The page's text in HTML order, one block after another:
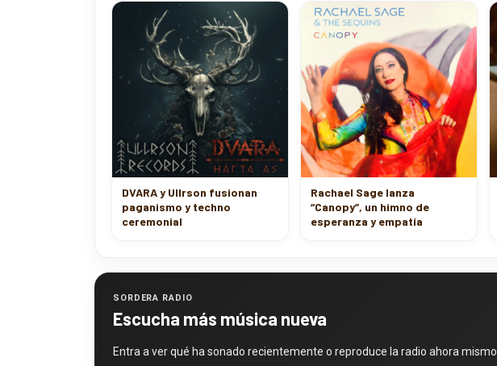
DVARA y Ullrson fusionan
paganismo y techno
ceremonial
Rachael Sage lanza
“Canopy”, un himno de
esperanza y empatía
SORDERA RADIO
Escucha más música nueva
Entra a ver qué ha sonado recientemente o reproduce la radio ahora mismo.